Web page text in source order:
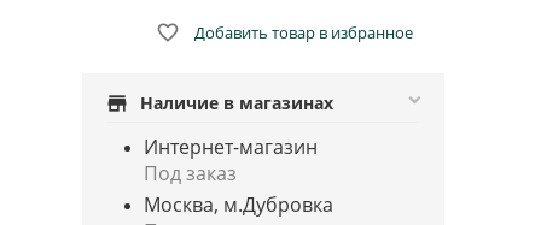
 Добавить товар в избранное
store Наличие в магазинах
Интернет-магазин
Под заказ
Москва, м.Дубровка